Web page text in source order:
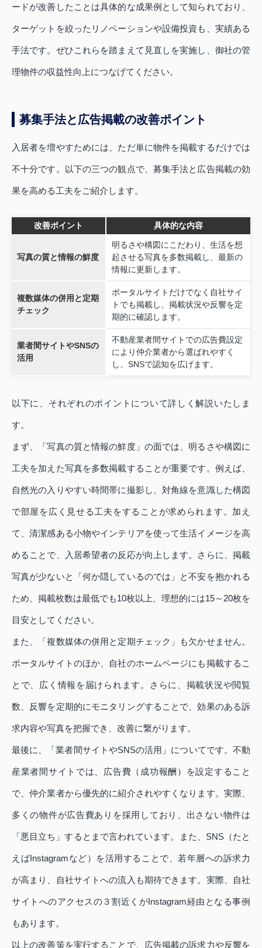
ードが改善したことは具体的な成果例として知られており、
ターゲットを絞ったリノベーションや設備投資も、実績ある
手法です。ぜひこれらを踏まえて見直しを実施し、御社の管
理物件の収益性向上につなげてください。
募集手法と広告掲載の改善ポイント
入居者を増やすためには、ただ単に物件を掲載するだけでは
不十分です。以下の三つの観点で、募集手法と広告掲載の効
果を高める工夫をご紹介します。
改善ポイント 具体的な内容
写真の質と情報の鮮度
明るさや構図にこだわり、生活を想
起させる写真を多数掲載し、最新の
情報に更新します。
複数媒体の併用と定期
チェック
ポータルサイトだけでなく自社サイ
トでも掲載し、掲載状況や反響を定
期的に確認します。
業者間サイトやSNSの
活用
不動産業者間サイトでの広告費設定
により仲介業者から選ばれやすく
し、SNSで認知を広げます。
以下に、それぞれのポイントについて詳しく解説いたしま
す。
まず、「写真の質と情報の鮮度」の面では、明るさや構図に
工夫を加えた写真を多数掲載することが重要です。例えば、
自然光の入りやすい時間帯に撮影し、対角線を意識した構図
で部屋を広く見せる工夫をすることが求められます。加え
て、清潔感ある小物やインテリアを使って生活イメージを高
めることで、入居希望者の反応が向上します。さらに、掲載
写真が少ないと「何か隠しているのでは」と不安を抱かれる
ため、掲載枚数は最低でも10枚以上、理想的には15～20枚を
目安としてください。
また、「複数媒体の併用と定期チェック」も欠かせません。
ポータルサイトのほか、自社のホームページにも掲載するこ
とで、広く情報を届けられます。さらに、掲載状況や閲覧
数、反響を定期的にモニタリングすることで、効果のある訴
求内容や写真を把握でき、改善に繋がります。
最後に、「業者間サイトやSNSの活用」についてです。不動
産業者間サイトでは、広告費（成功報酬）を設定すること
で、仲介業者から優先的に紹介されやすくなります。実際、
多くの物件が広告費ありを採用しており、出さない物件は
「悪目立ち」するとまで言われています。また、SNS（たと
えばInstagramなど）を活用することで、若年層への訴求力
が高まり、自社サイトへの流入も期待できます。実際、自社
サイトへのアクセスの３割近くがInstagram経由となる事例
もあります。
以上の改善策を実行することで、広告掲載の訴求力や反響を